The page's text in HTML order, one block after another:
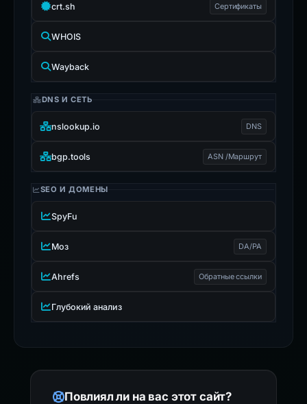
crt.sh Сертификаты
WHOIS
Wayback
DNS И СЕТЬ
nslookup.io DNS
bgp.tools ASN /Маршрут
SEO И ДОМЕНЫ
SpyFu
Моз DA/PA
Ahrefs Обратные ссылки
Глубокий анализ
Повлиял ли на вас этот сайт?